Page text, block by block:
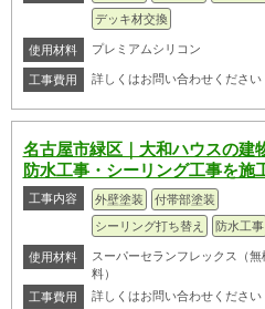
デッキ材交換
使用材料 プレミアムシリコン
工事費用 詳しくはお問い合わせください
名古屋市緑区｜大和ハウスの建
防水工事・シーリング工事を施
工事内容 外壁塗装
付帯部塗装
シーリング打ち替え
防水工事
使用材料
スーパーセランフレックス（無
料）
工事費用
詳しくはお問い合わせください